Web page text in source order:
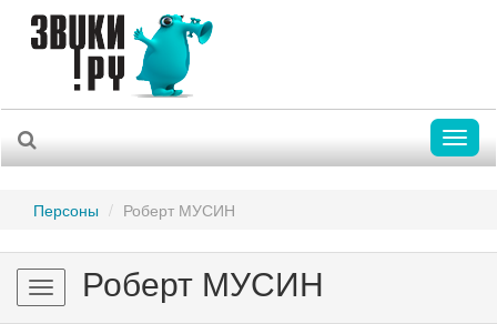
Персоны Роберт МУСИН
Toggle
navigation
Роберт МУСИН